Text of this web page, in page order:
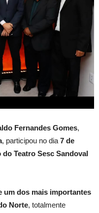
Fernandes Gomes,
, participou no dia 7 de
do Teatro Sesc Sandoval
um dos mais importantes
Norte, totalmente